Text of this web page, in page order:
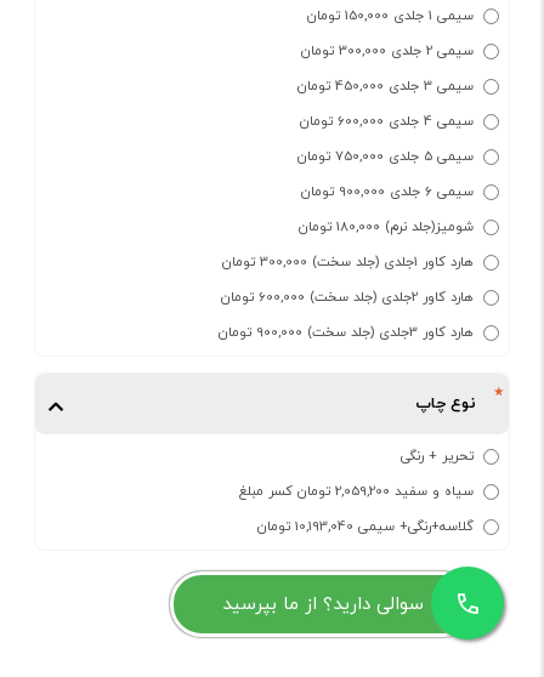
سیمی 1 جلدی 150,000 تومان
سیمی 2 جلدی 300,000 تومان
سیمی 3 جلدی 450,000 تومان
سیمی 4 جلدی 600,000 تومان
سیمی 5 جلدی 750,000 تومان
سیمی 6 جلدی 900,000 تومان
شومیز(جلد نرم) 180,000 تومان
هارد کاور 1جلدی (جلد سخت) 300,000 تومان
هارد کاور 2جلدی (جلد سخت) 600,000 تومان
هارد کاور 3جلدی (جلد سخت) 900,000 تومان
نوع چاپ
تحریر + رنگی
سیاه و سفید 2,059,200 تومان کسر مبلغ
گلاسه+رنگی+ سیمی 10,193,040 تومان
سوالی دارید؟ از ما بپرسید